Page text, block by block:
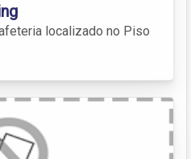
localizado no Piso